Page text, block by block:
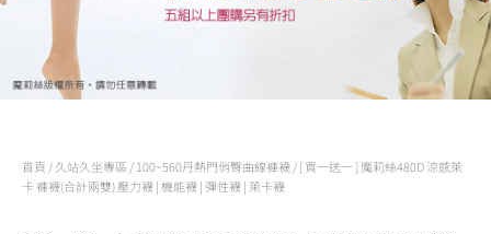
首頁 /久站久坐專區 /100~560丹熱門俏臀曲線褲襪/ [ 買一送一 ] 魔莉絲480D 涼感萊
卡 褲襪(合計兩雙) 壓力襪 | 機能襪 | 彈性襪 | 萊卡襪